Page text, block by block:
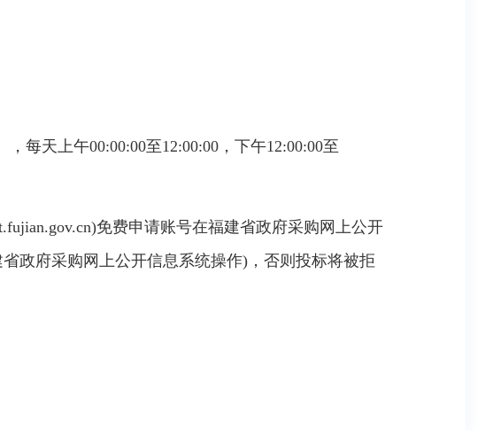
，每天上午00:00:00至12:00:00，下午12:00:00至
免费申请账号在福建省政府采购网上公开
政府采购网上公开信息系统操作)，否则投标将被拒